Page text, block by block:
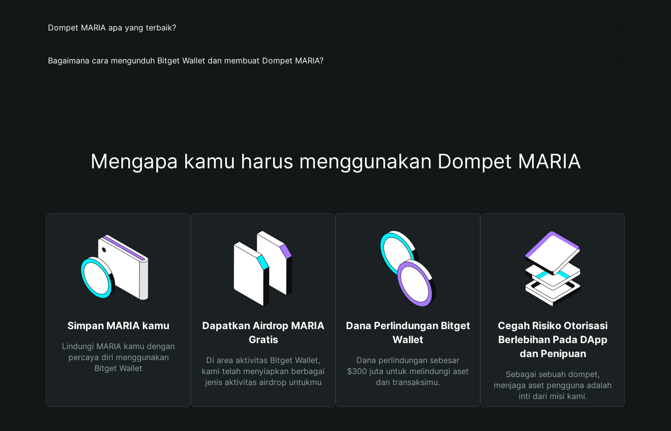
Dompet MARIA apa yang terbaik?
Bagaimana cara mengunduh Bitget Wallet dan membuat Dompet MARIA?
Mengapa kamu harus menggunakan Dompet MARIA
Simpan MARIA kamu
Lindungi MARIA kamu dengan
percaya diri menggunakan
Bitget Wallet
Dapatkan Airdrop MARIA
Gratis
Di area aktivitas Bitget Wallet,
kami telah menyiapkan berbagai
jenis aktivitas airdrop untukmu
Dana Perlindungan Bitget
Wallet
Dana perlindungan sebesar
$300 juta untuk melindungi aset
dan transaksimu.
Cegah Risiko Otorisasi
Berlebihan Pada DApp
dan Penipuan
Sebagai sebuah dompet,
menjaga aset pengguna adalah
inti dari misi kami.